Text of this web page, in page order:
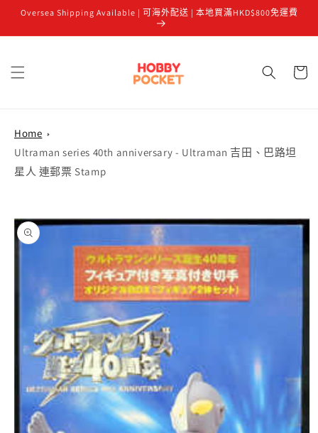
跳至內容
Oversea Shipping Available | 可海外配送 | 本地買滿HKD$800免運費
物
Home
Ultraman series 40th anniversary - Ultraman 吉田、巴路坦
星人 連郵票 Stamp
略過產品
資訊